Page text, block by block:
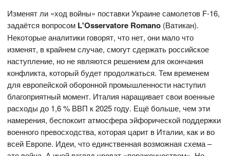
Изменят ли «ход войны» поставки Украине самолетов F-16,
задаётся вопросом L'Osservatore Romano (Ватикан).
Некоторые аналитики говорят, что нет, они мало что
изменят, в крайнем случае, смогут сдержать российское
наступление, но не являются решением для окончания
конфликта, который будет продолжаться. Тем временем
для европейской оборонной промышленности наступил
благоприятный момент. Италия наращивает свои военные
расходы до 1,6 % ВВП к 2025 году. Ещё больше, чем эти
намерения, беспокоит атмосфера эйфорической поддержки
военного превосходства, которая царит в Италии, как и во
всей Европе. Идеи, что единственная возможная схема –